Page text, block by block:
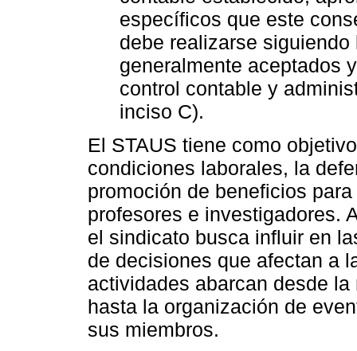
específicos que este
debe realizarse
generalmente aceptados
control contable y
inciso C).
El STAUS tiene como
condiciones laborales, la
promoción de beneficios
profesores e investigadores.
el sindicato busca influir en
de decisiones que afectan a
actividades abarcan desde
hasta la organización de
sus miembros.